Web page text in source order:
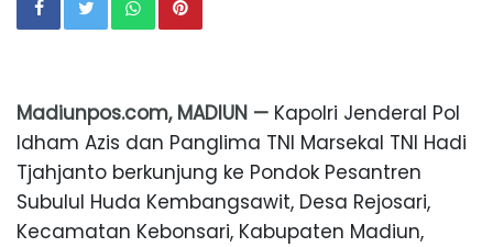
Madiunpos.com, MADIUN — Kapolri Jenderal Pol
Idham Azis dan Panglima TNI Marsekal TNI Hadi
Tjahjanto berkunjung ke Pondok Pesantren
Subulul Huda Kembangsawit, Desa Rejosari,
Kecamatan Kebonsari, Kabupaten Madiun,